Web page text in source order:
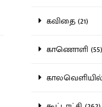
கவிதை (21)
காணொளி (55)
காலவெளியில்